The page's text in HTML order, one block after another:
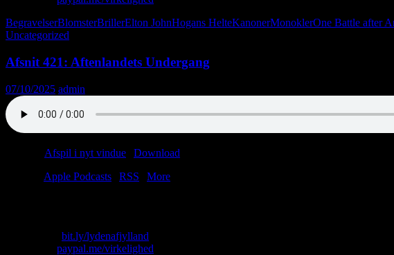
BegravelserBlomsterBrillerElton JohnHogans HelteKanonerMonoklerOne Battle after
Uncategorized
Afsnit 421: Aftenlandets Undergang
07/10/2025 admin
Afspil i nyt vindue Download
Apple Podcasts RSS
More
bit.ly/lydenafjylland
paypal.me/virkelighed